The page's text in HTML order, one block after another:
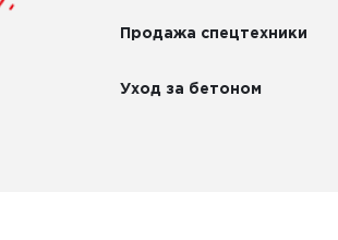
Продажа спецтехники
Уход за бетоном